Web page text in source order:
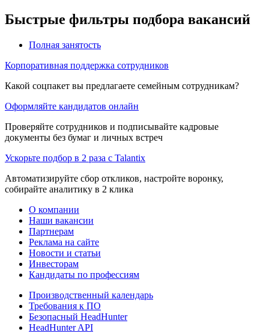
Быстрые фильтры подбора вакансий
Полная занятость
Корпоративная поддержка сотрудников
Какой соцпакет вы предлагаете семейным сотрудникам?
Оформляйте кандидатов онлайн
Проверяйте сотрудников и подписывайте кадровые
документы без бумаг и личных встреч
Ускорьте подбор в 2 раза с Talantix
Автоматизируйте сбор откликов, настройте воронку,
собирайте аналитику в 2 клика
О компании
Наши вакансии
Партнерам
Реклама на сайте
Новости и статьи
Инвесторам
Кандидаты по профессиям
Производственный календарь
Требования к ПО
Безопасный HeadHunter
HeadHunter API